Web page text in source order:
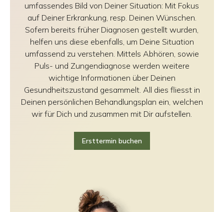
umfassendes Bild von Deiner Situation: Mit Fokus
auf Deiner Erkrankung, resp. Deinen Wünschen.
Sofern bereits früher Diagnosen gestellt wurden,
helfen uns diese ebenfalls, um Deine Situation
umfassend zu verstehen. Mittels Abhören, sowie
Puls- und Zungendiagnose werden weitere
wichtige Informationen über Deinen
Gesundheitszustand gesammelt. All dies fliesst in
Deinen persönlichen Behandlungsplan ein, welchen
wir für Dich und zusammen mit Dir aufstellen.
Ersttermin buchen